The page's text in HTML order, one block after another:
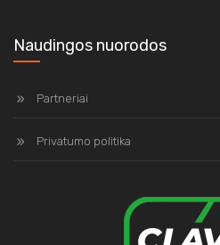
Naudingos nuorodos
Partneriai
Privatumo politika